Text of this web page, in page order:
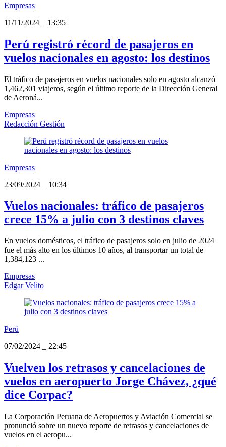
Empresas
11/11/2024
13:35
Perú registró récord de pasajeros en
vuelos nacionales en agosto: los destinos
El tráfico de pasajeros en vuelos nacionales solo en agosto alcanzó
1,462,301 viajeros, según el último reporte de la Dirección General
de Aeroná...
Empresas
Redacción Gestión
Empresas
23/09/2024
10:34
Vuelos nacionales: tráfico de pasajeros
crece 15% a julio con 3 destinos claves
En vuelos domésticos, el tráfico de pasajeros solo en julio de 2024
fue el más alto en los últimos 10 años, al transportar un total de
1,384,123 ...
Empresas
Edgar Velito
Perú
07/02/2024
22:45
Vuelven los retrasos y cancelaciones de
vuelos en aeropuerto Jorge Chávez, ¿qué
dice Corpac?
La Corporación Peruana de Aeropuertos y Aviación Comercial se
pronunció sobre un nuevo reporte de retrasos y cancelaciones de
vuelos en el aeropu...